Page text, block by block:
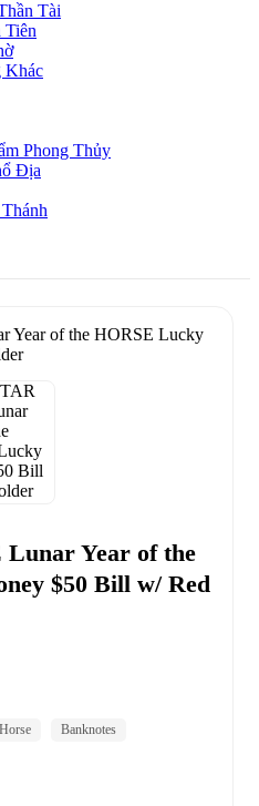
Tài
Tiên
Khác
Phong Thủy
Địa
Lunar Year of the
$50 Bill w/ Red
Banknotes